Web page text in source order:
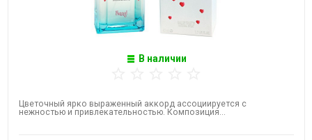
В наличии
Цветочный ярко выраженный аккорд ассоциируется с
нежностью и привлекательностью. Композиция...